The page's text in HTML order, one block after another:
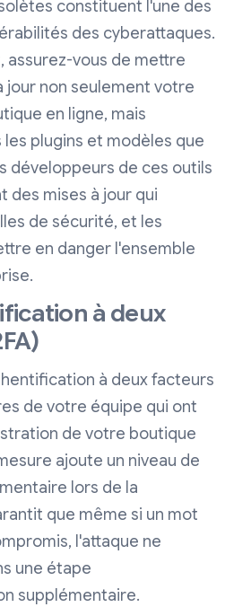
constituent l'une des
des cyberattaques.
assurez-vous de mettre
jour non seulement votre
en ligne, mais
plugins et modèles que
développeurs de ces outils
des mises à jour qui
de sécurité, et les
en danger l'ensemble
à deux
à deux facteurs
de votre équipe qui ont
de votre boutique
ajoute un niveau de
lors de la
que même si un mot
l'attaque ne
une étape
supplémentaire.